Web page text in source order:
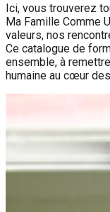
Ici, vous trouverez
Ma Famille Comme
valeurs, nos
Ce catalogue de
ensemble, à
humaine au cœur